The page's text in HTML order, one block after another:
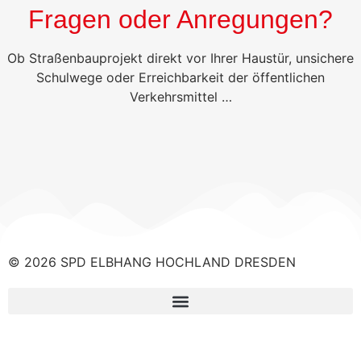
Fragen oder Anregungen?
Ob Straßenbauprojekt direkt vor Ihrer Haustür, unsichere
Schulwege oder Erreichbarkeit der öffentlichen
Verkehrsmittel …
© 2026 SPD ELBHANG HOCHLAND DRESDEN